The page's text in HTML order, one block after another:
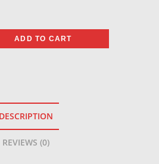
ADD TO CART
DESCRIPTION
REVIEWS (0)